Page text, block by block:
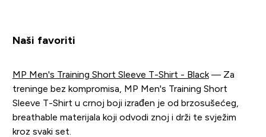
Naši favoriti
MP Men's Training Short Sleeve T-Shirt - Black— Za
treninge bez kompromisa, MP Men's Training Short
Sleeve T-Shirt u crnoj boji izrađen je od brzosušećeg,
breathable materijala koji odvodi znoj i drži te svježim
kroz svaki set.